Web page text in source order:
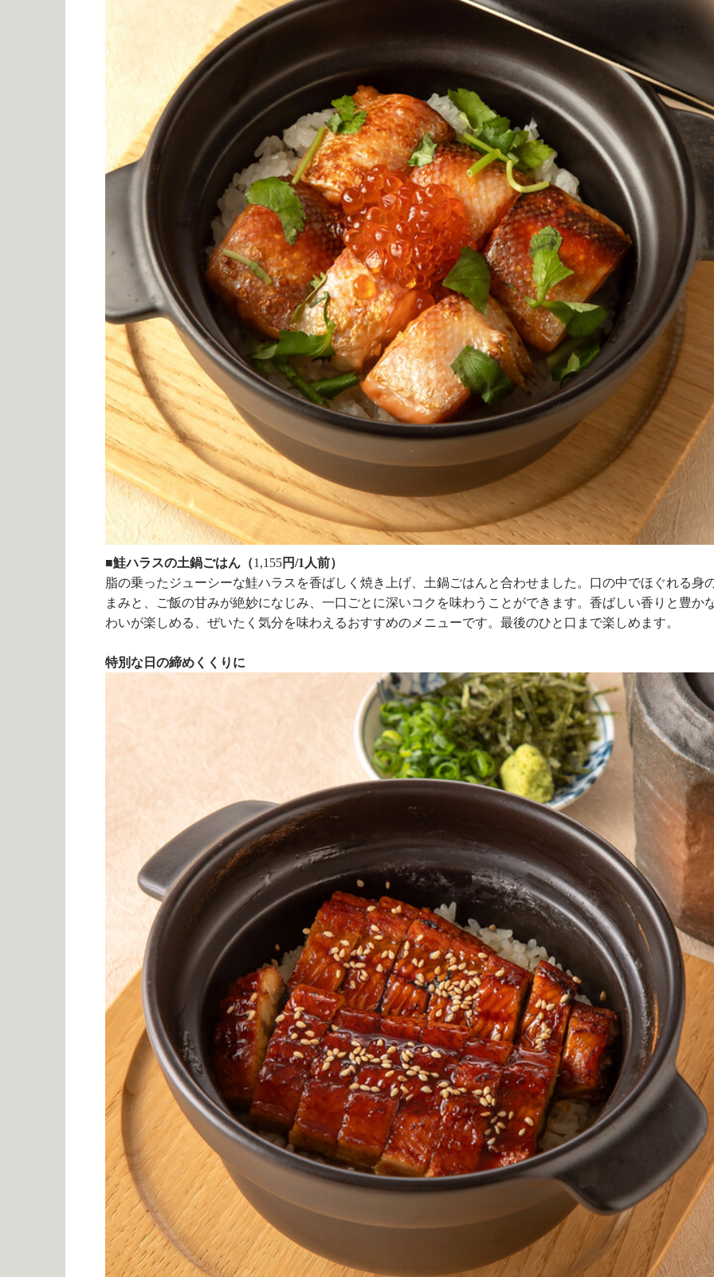
■鮭ハラスの土鍋ごはん（1,155円/1人前）
脂の乗ったジューシーな鮭ハラスを香ばしく焼き上げ、土鍋ごはんと合わせました。口の中でほぐれる身
まみと、ご飯の甘みが絶妙になじみ、一口ごとに深いコクを味わうことができます。香ばしい香りと豊か
わいが楽しめる、ぜいたく気分を味わえるおすすめのメニューです。最後のひと口まで楽しめます。
特別な日の締めくくりに